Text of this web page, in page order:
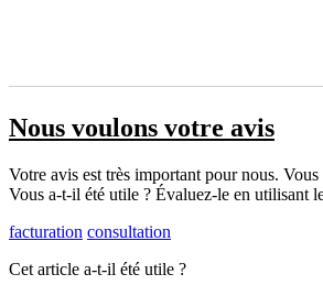
Nous voulons votre avis
Votre avis est très important pour nous.
Vous a-t-il été utile ? Évaluez-le en utilisant
facturation consultation
Cet article a-t-il été utile ?